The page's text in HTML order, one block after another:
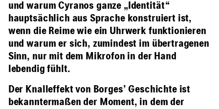
und warum Cyranos ganze „Identität“
hauptsächlich aus Sprache konstruiert ist,
wenn die Reime wie ein Uhrwerk funktionieren
und warum er sich, zumindest im übertragenen
Sinn, nur mit dem Mikrofon in der Hand
lebendig fühlt.
Der Knalleffekt von Borges’ Geschichte ist
bekanntermaßen der Moment, in dem der